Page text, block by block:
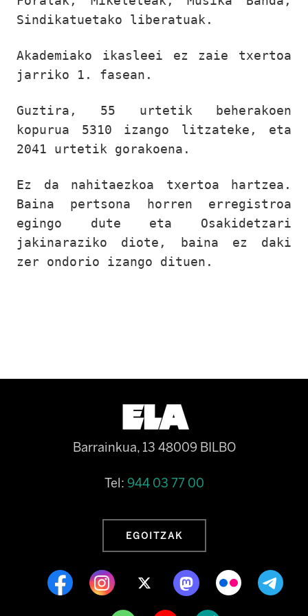
Sindikatuetako liberatuak.
Akademiako ikasleei ez zaie txertoa
jarriko 1. fasean.
Guztira, 55 urtetik beherakoen
kopurua 5310 izango litzateke, eta
2041 urtetik gorakoena.
Ez da nahitaezkoa txertoa hartzea.
Baina pertsona horren erregistroa
egingo dute eta Osakidetzari
jakinaraziko diote, baina ez daki
zer ondorio izango dituen.
Barrainkua, 13 48009 BILBO
Tel: 944 03 77 00
EGOITZAK